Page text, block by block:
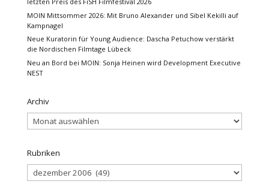
MOIN Mittsommer 2026: Mit Bruno Alexander und Sibel Kekilli auf
Kampnagel
Neue Kuratorin für Young Audience: Dascha Petuchow verstärkt
die Nordischen Filmtage Lübeck
Neu an Bord bei MOIN: Sonja Heinen wird Development Executive
NEST
Archiv
Archiv
Rubriken
Rubriken